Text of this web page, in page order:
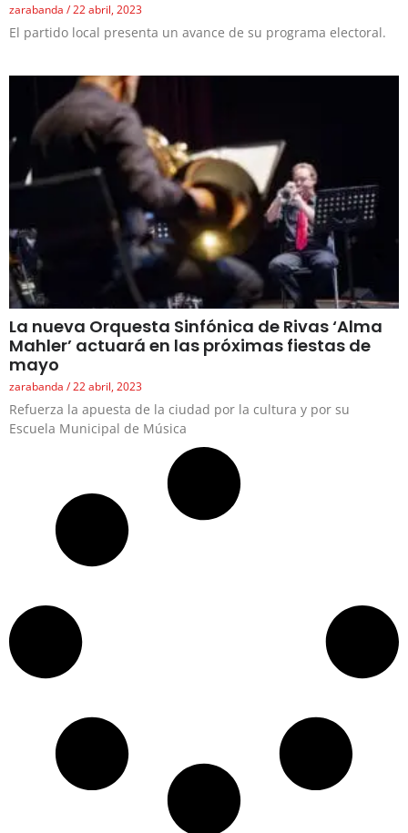
zarabanda 22 abril, 2023
El partido local presenta un avance de su programa electoral.
La nueva Orquesta Sinfónica de Rivas ‘Alma
Mahler’ actuará en las próximas fiestas de
mayo
zarabanda 22 abril, 2023
Refuerza la apuesta de la ciudad por la cultura y por su
Escuela Municipal de Música